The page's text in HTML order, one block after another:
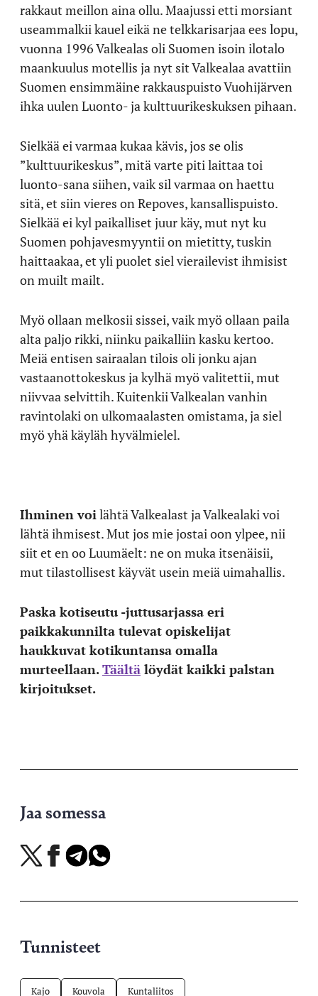
rakkaut meillon aina ollu. Maajussi etti morsiant
useammalkii kauel eikä ne telkkarisarjaa ees lopu,
vuonna 1996 Valkealas oli Suomen isoin ilotalo
maankuulus motellis ja nyt sit Valkealaa avattiin
Suomen ensimmäine rakkauspuisto Vuohijärven
ihka uulen Luonto- ja kulttuurikeskuksen pihaan.
Sielkää ei varmaa kukaa kävis, jos se olis
”kulttuurikeskus”, mitä varte piti laittaa toi
luonto-sana siihen, vaik sil varmaa on haettu
sitä, et siin vieres on Repoves, kansallispuisto.
Sielkää ei kyl paikalliset juur käy, mut nyt ku
Suomen pohjavesmyyntii on mietitty, tuskin
haittaakaa, et yli puolet siel vierailevist ihmisist
on muilt mailt.
Myö ollaan melkosii sissei, vaik myö ollaan paila
alta paljo rikki, niinku paikalliin kasku kertoo.
Meiä entisen sairaalan tilois oli jonku ajan
vastaanottokeskus ja kylhä myö valitettii, mut
niivvaa selvittih. Kuitenkii Valkealan vanhin
ravintolaki on ulkomaalasten omistama, ja siel
myö yhä käyläh hyvälmielel.
Ihminen voi lähtä Valkealast ja Valkealaki voi
lähtä ihmisest. Mut jos mie jostai oon ylpee, nii
siit et en oo Luumäelt: ne on muka itsenäisii,
mut tilastollisest käyvät usein meiä uimahallis.
Paska kotiseutu -juttusarjassa eri
paikkakunnilta tulevat opiskelijat
haukkuvat kotikuntansa omalla
murteellaan.Täältä löydät kaikki palstan
kirjoitukset.
Jaa somessa
Jaa
X-
Jaa
Facebookissa
Jaa
Telegramissa
Jaa
WhatsAppissa
Tunnisteet
Kajo Kouvola Kuntaliitos